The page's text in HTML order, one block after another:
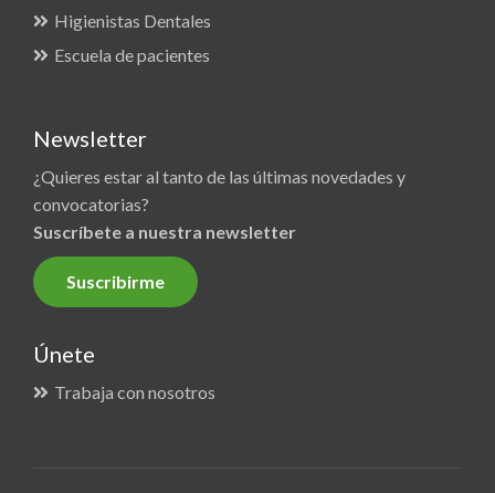
Higienistas Dentales
Escuela de pacientes
Newsletter
¿Quieres estar al tanto de las últimas novedades y
convocatorias?
Suscríbete a nuestra newsletter
Suscribirme
Únete
Trabaja con nosotros